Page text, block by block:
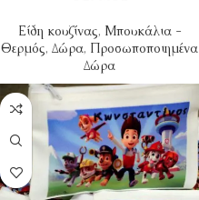
Είδη κουζίνας, Μπουκάλια -
Θερμός, Δώρα, Προσωποποιημένα
Δώρα